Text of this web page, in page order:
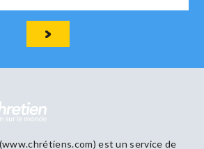
est un service de